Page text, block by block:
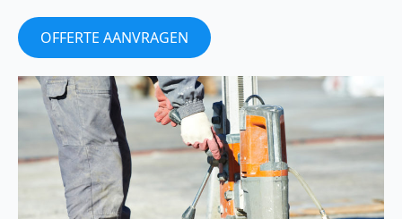
OFFERTE AANVRAGEN